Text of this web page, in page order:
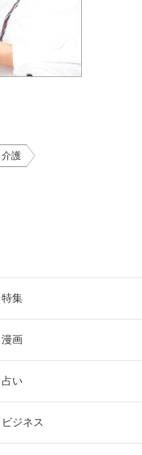
介護
特集
漫画
占い
ビジネス